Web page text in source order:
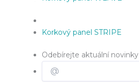
Korkový panel STRIPE
Odebírejte aktuální novinky